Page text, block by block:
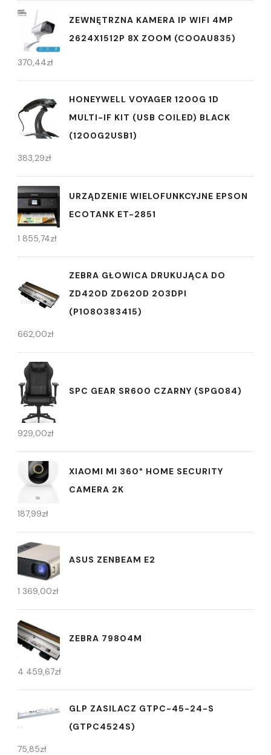
ZEWNĘTRZNA KAMERA IP WIFI 4MP
2624X1512P 8X ZOOM (COOAU835)
370,44zł
HONEYWELL VOYAGER 1200G 1D
MULTI-IF KIT (USB COILED) BLACK
(1200G2USB1)
383,29zł
URZĄDZENIE WIELOFUNKCYJNE EPSON
ECOTANK ET-2851
1 855,74zł
ZEBRA GŁOWICA DRUKUJĄCA DO
ZD420D ZD620D 203DPI
(P1080383415)
662,00zł
SPC GEAR SR600 CZARNY (SPG084)
929,00zł
XIAOMI MI 360° HOME SECURITY
CAMERA 2K
187,99zł
ASUS ZENBEAM E2
1 369,00zł
ZEBRA 79804M
4 459,67zł
GLP ZASILACZ GTPC-45-24-S
(GTPC4524S)
75,85zł